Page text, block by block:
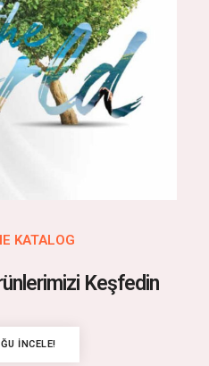
KATALOG
Keşfedin
İNCELE!